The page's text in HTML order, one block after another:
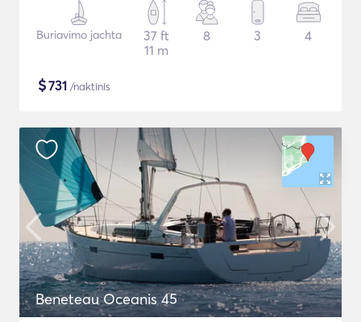
Buriavimo jachta
37 ft
11 m
8 3 4
$731 /naktinis
Beneteau Oceanis 45